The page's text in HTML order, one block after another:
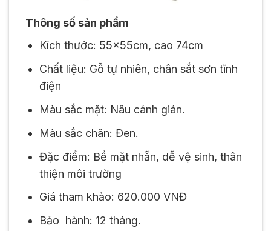
Thông số sản phẩm
Kích thước: 55x55cm, cao 74cm
Chất liệu: Gỗ tự nhiên, chân sắt sơn tĩnh
điện
Màu sắc mặt: Nâu cánh gián.
Màu sắc chân: Đen.
Đặc điểm: Bề mặt nhẵn, dễ vệ sinh, thân
thiện môi trường
Giá tham khảo: 620.000 VNĐ
Bảo hành: 12 tháng.